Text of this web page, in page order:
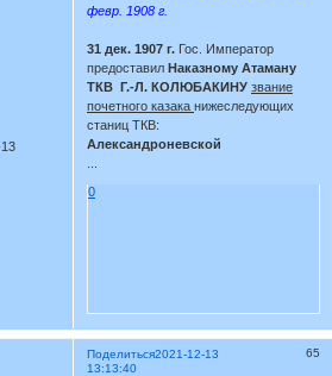
февр. 1908 г.
31 дек. 1907 г. Гос. Император
предоставилНаказному Атаману
ТКВ Г.-Л. КОЛЮБАКИНУ звание
почетного казаканижеследующих
станиц ТКВ:
Александроневской
0
Поделиться 65
2021-12-13
13:13:40